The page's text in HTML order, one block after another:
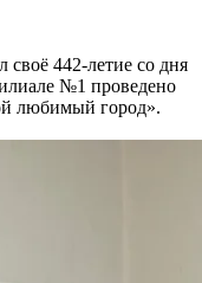
442-летие со дня
№1 проведено
любимый город».